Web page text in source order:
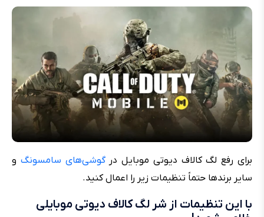
برای رفع لگ کالاف دیوتی موبایل درگوشی‌های سامسونگ و
سایر برندها حتماً تنظیمات زیر را اعمال کنید.
با این تنظیمات از شر لگ کالاف دیوتی موبایلی